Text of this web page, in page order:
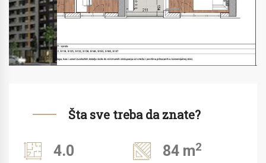
Šta sve treba da znate?
4.0 84 m2